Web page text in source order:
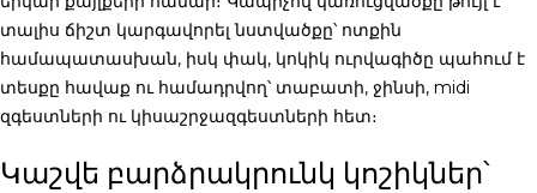
տալիս ճիշտ կարգավորել նստվածքը՝ ոտքին
համապատասխան, իսկ փակ, կոկիկ ուրվագիծը պահում է
տեսքը հավաք ու համադրվող՝ տաբատի, ջինսի, midi
զգեստների ու կիսաշրջազգեստների հետ։
Կաշվե բարձրակրունկ կոշիկներ՝